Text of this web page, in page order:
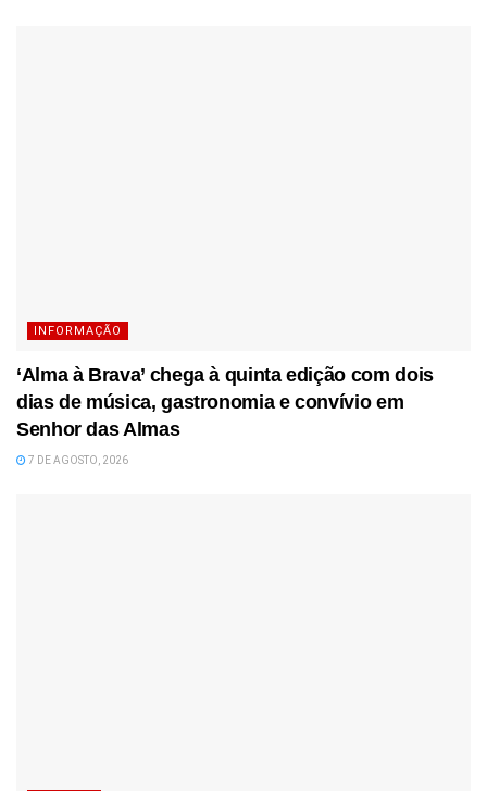
INFORMAÇÃO
‘Alma à Brava’ chega à quinta edição com dois
dias de música, gastronomia e convívio em
Senhor das Almas
7 DE AGOSTO, 2026